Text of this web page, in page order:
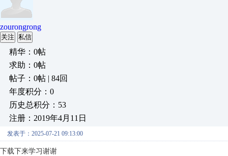
zourongrong
关注 私信
精华：0帖
求助：0帖
帖子：0帖 | 84回
年度积分：0
历史总积分：53
注册：2019年4月11日
发表于：2025-07-21 09:13:00
下载下来学习谢谢